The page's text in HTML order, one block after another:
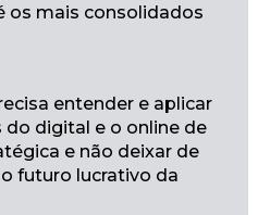
os mais consolidados
entender e aplicar
do digital e o online de
e não deixar de
futuro lucrativo da